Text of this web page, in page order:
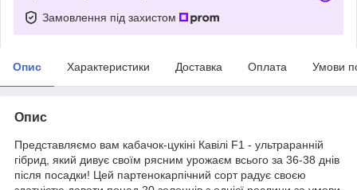
Замовлення під захистом
Опис Характеристики Доставка Оплата Умови
Опис
Представляємо вам кабачок-цукіні Кавілі F1 - ультраранній
гібрид, який дивує своїм рясним урожаєм всього за 36-38 днів
після посадки! Цей партенокарпічний сорт радує своєю